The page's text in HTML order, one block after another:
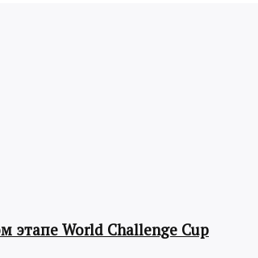
этапе World Challenge Cup